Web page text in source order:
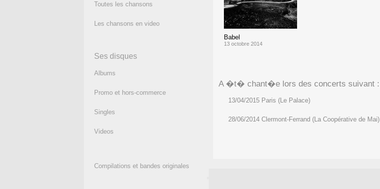
Toutes les chansons
Les chansons en video
Ses disques
Albums
Promo et hors-commerce
Singles
Videos
Compilations et bandes originales
Babel
13 octobre 2014
A �t� chant�e lors des concerts suivant :
13/04/2015 Paris (Le Palace)
28/06/2014 Clermont-Ferrand (La Coopérative de Mai)